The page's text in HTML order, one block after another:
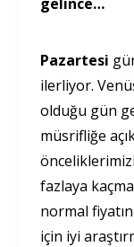
Pazartesi
ilerliyor.
olduğu gün
müsrifliğe
fazlaya
normal
için iyi